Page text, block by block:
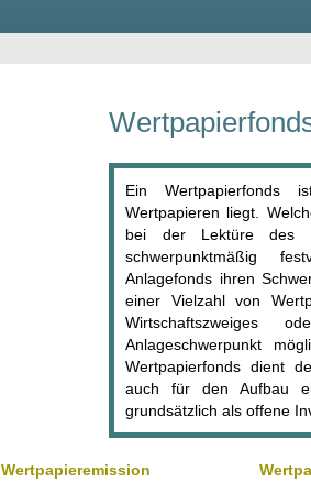
Ein Wertpapierfonds
Wertpapieren liegt.
bei der Lektüre des
schwerpunktmäßig
Anlagefonds ihren
einer Vielzahl von
Wirtschaftszweiges
Anlageschwerpunkt
Wertpapierfonds dient
auch für den Aufbau
grundsätzlich als offene
Wertpapieremission